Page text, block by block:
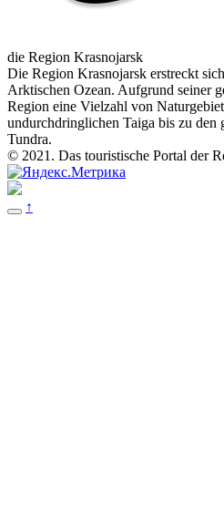
die Region Krasnojarsk
Die Region Krasnojarsk erstreckt
Arktischen Ozean. Aufgrund seiner
Region eine Vielzahl von
undurchdringlichen Taiga bis zu den
Tundra.
© 2021. Das touristische Portal der
↑